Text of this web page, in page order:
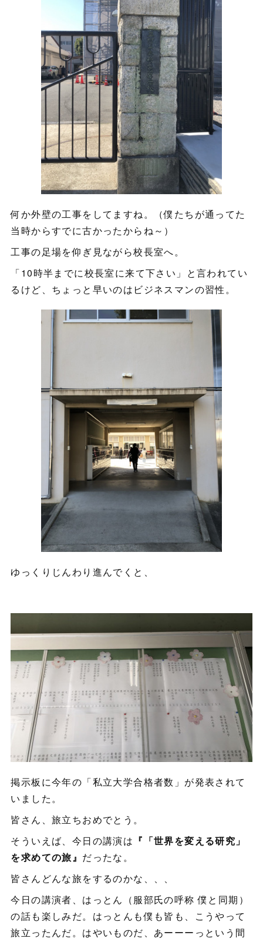
何か外壁の工事をしてますね。（僕たちが通ってた
当時からすでに古かったからね～）
工事の足場を仰ぎ見ながら校長室へ。
「10時半までに校長室に来て下さい」と言われてい
るけど、ちょっと早いのはビジネスマンの習性。
ゆっくりじんわり進んでくと、
掲示板に今年の「私立大学合格者数」が発表されて
いました。
皆さん、旅立ちおめでとう。
そういえば、今日の講演は 『「世界を変える研究」
を求めての旅』 だったな。
皆さんどんな旅をするのかな、、、
今日の講演者、はっとん（服部氏の呼称 僕と同期）
の話も楽しみだ。はっとんも僕も皆も、こうやって
旅立ったんだ。はやいものだ、あーーーっという間